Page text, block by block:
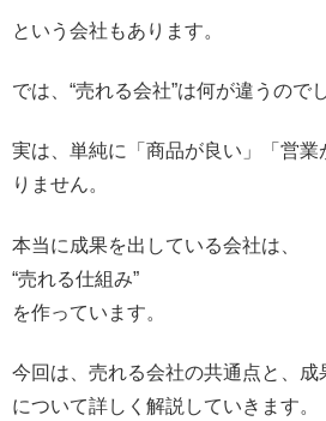
という会社もあります。
では、“売れる会社”は何が違うので
実は、単純に「商品が良い」「営業
りません。
本当に成果を出している会社は、
“売れる仕組み”
を作っています。
今回は、売れる会社の共通点と、成
について詳しく解説していきます。